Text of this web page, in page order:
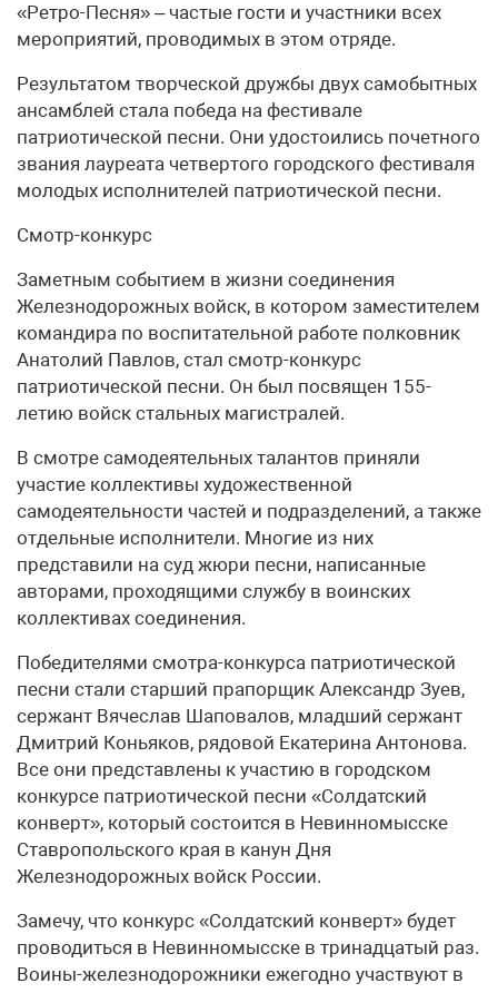
«Ретро-Песня» – частые гости и участники всех
мероприятий, проводимых в этом отряде.
Результатом творческой дружбы двух самобытных
ансамблей стала победа на фестивале
патриотической песни. Они удостоились почетного
звания лауреата четвертого городского фестиваля
молодых исполнителей патриотической песни.
Смотр-конкурс
Заметным событием в жизни соединения
Железнодорожных войск, в котором заместителем
командира по воспитательной работе полковник
Анатолий Павлов, стал смотр-конкурс
патриотической песни. Он был посвящен 155-
летию войск стальных магистралей.
В смотре самодеятельных талантов приняли
участие коллективы художественной
самодеятельности частей и подразделений, а также
отдельные исполнители. Многие из них
представили на суд жюри песни, написанные
авторами, проходящими службу в воинских
коллективах соединения.
Победителями смотра-конкурса патриотической
песни стали старший прапорщик Александр Зуев,
сержант Вячеслав Шаповалов, младший сержант
Дмитрий Коньяков, рядовой Екатерина Антонова.
Все они представлены к участию в городском
конкурсе патриотической песни «Солдатский
конверт», который состоится в Невинномысске
Ставропольского края в канун Дня
Железнодорожных войск России.
Замечу, что конкурс «Солдатский конверт» будет
проводиться в Невинномысске в тринадцатый раз.
Воины-железнодорожники ежегодно участвуют в